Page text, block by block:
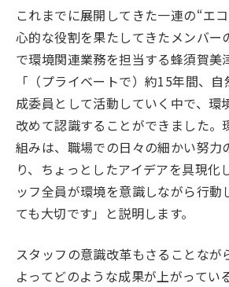
これまでに展開してきた一連の“エ
心的な役割を果たしてきたメンバー
で環境関連業務を担当する蜂須賀美
「（プライベートで）約15年間、
成委員として活動していく中で、環
改めて認識することができました。
組みは、職場での日々の細かい努力
り、ちょっとしたアイデアを具現化
ッフ全員が環境を意識しながら行動
ても大切です」と説明します。
スタッフの意識改革もさることなが
よってどのような成果が上がってい